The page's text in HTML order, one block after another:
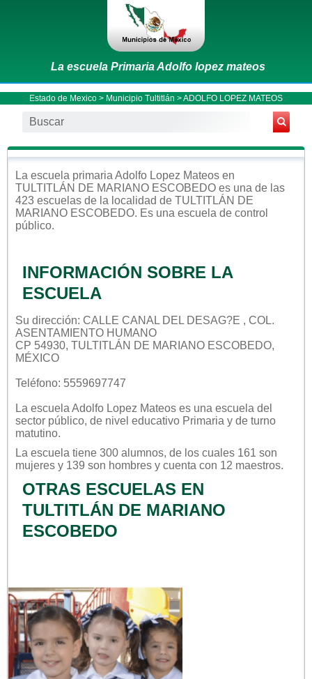
La escuela Primaria Adolfo lopez mateos
Estado de Mexico > Municipio Tultitlán > ADOLFO LOPEZ MATEOS
La escuela primaria Adolfo Lopez Mateos en
TULTITLÁN DE MARIANO ESCOBEDO es una de las
423 escuelas de la localidad de TULTITLÁN DE
MARIANO ESCOBEDO. Es una escuela de control
público.
INFORMACIÓN SOBRE LA
ESCUELA
Su dirección: CALLE CANAL DEL DESAG?E , COL.
ASENTAMIENTO HUMANO
CP 54930, TULTITLÁN DE MARIANO ESCOBEDO,
MÉXICO
Teléfono: 5559697747
La escuela Adolfo Lopez Mateos es una escuela del
sector público, de nivel educativo Primaria y de turno
matutino.
La escuela tiene 300 alumnos, de los cuales 161 son
mujeres y 139 son hombres y cuenta con 12 maestros.
OTRAS ESCUELAS EN
TULTITLÁN DE MARIANO
ESCOBEDO